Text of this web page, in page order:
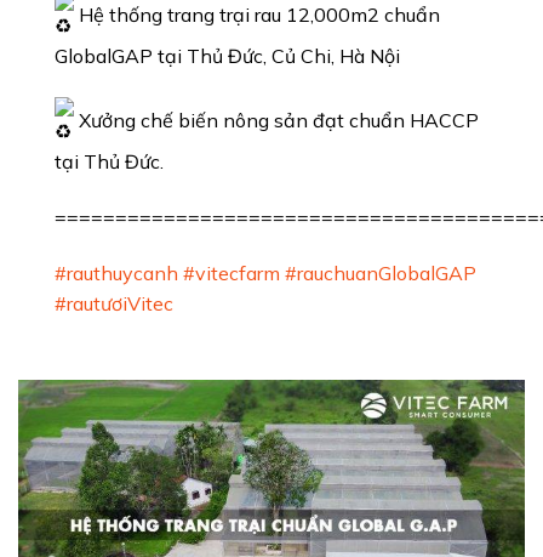
Hệ thống trang trại rau 12,000m2 chuẩn
GlobalGAP tại Thủ Đức, Củ Chi, Hà Nội
Xưởng chế biến nông sản đạt chuẩn HACCP
tại Thủ Đức.
#rauthuycanh #vitecfarm #rauchuanGlobalGAP
#rautươiVitec